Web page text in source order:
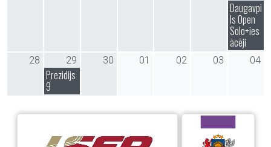
Daugavpi
ls Open
Solo+ies
ācēji
28 29 30 01 02 03 04
Prezidijs
9